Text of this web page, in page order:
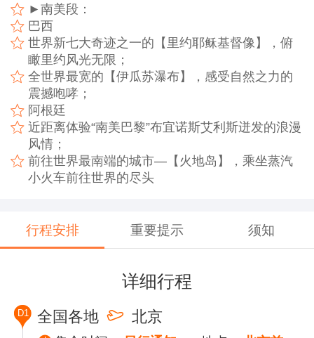
►南美段：
巴西
世界新七大奇迹之一的【里约耶稣基督像】，俯
瞰里约风光无限；
全世界最宽的【伊瓜苏瀑布】，感受自然之力的
震撼咆哮；
阿根廷
近距离体验“南美巴黎”布宜诺斯艾利斯迸发的浪漫
风情；
前往世界最南端的城市—【火地岛】，乘坐蒸汽
小火车前往世界的尽头
行程安排 重要提示 须知
详细行程
D1 全国各地 北京